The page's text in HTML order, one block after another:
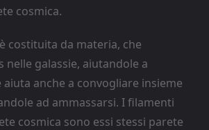
cosmica.
costituita da materia, che
nelle galassie, aiutandole a
aiuta anche a convogliare insieme
ad ammassarsi. I filamenti
cosmica sono essi stessi parete